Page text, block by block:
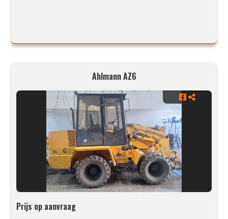
Ahlmann AZ6
Prijs op aanvraag